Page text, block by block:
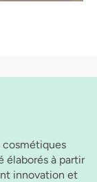
cosmétiques
élaborés à partir
innovation et